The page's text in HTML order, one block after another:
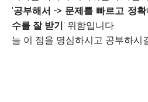
'공부해서 -> 문제를 빠르고 정
수를 잘 받기' 위함입니다.
늘 이 점을 명심하시고 공부하시